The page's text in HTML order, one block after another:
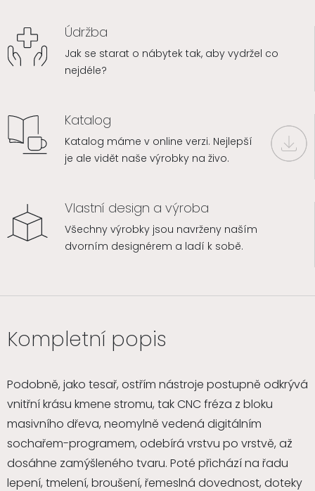
Údržba
Jak se starat o nábytek tak, aby vydržel co
nejdéle?
Katalog
Katalog máme v online verzi. Nejlepší
je ale vidět naše výrobky na živo.
Vlastní design a výroba
Všechny výrobky jsou navrženy naším
dvorním designérem a ladí k sobě.
Kompletní popis
Podobně, jako tesař, ostřím nástroje postupně odkrývá
vnitřní krásu kmene stromu, tak CNC fréza z bloku
masivního dřeva, neomylně vedená digitálním
sochařem-programem, odebírá vrstvu po vrstvě, až
dosáhne zamýšleného tvaru. Poté přichází na řadu
lepení, tmelení, broušení, řemeslná dovednost, doteky